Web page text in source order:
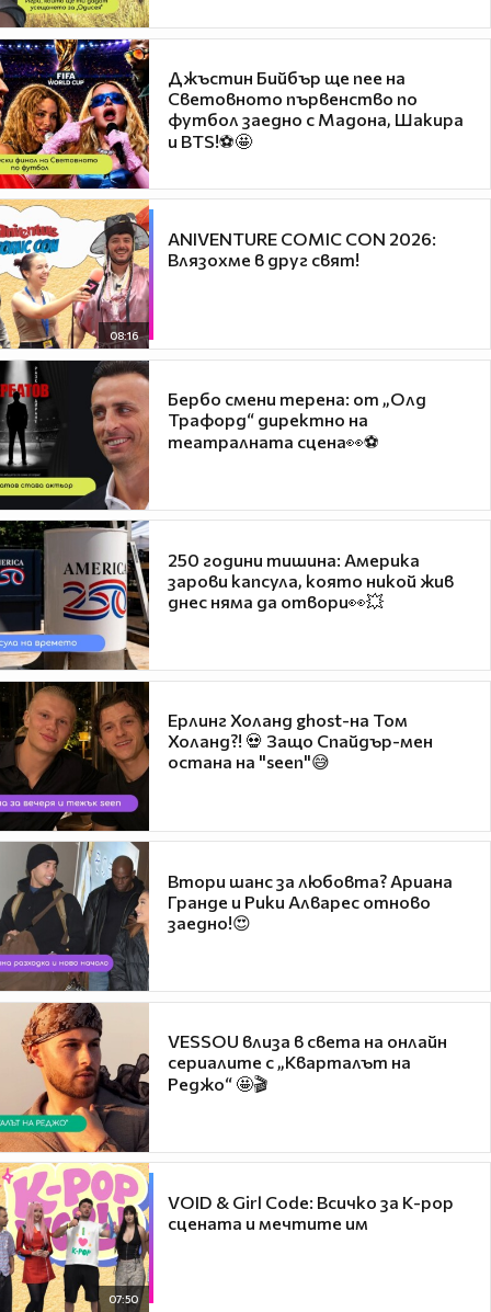
Джъстин Бийбър ще пее на
Световното първенство по
футбол заедно с Мадона, Шакира
и BTS!⚽🤩
08:16
ANIVENTURE COMIC CON 2026:
Влязохме в друг свят!
Бербо смени терена: от „Олд
Трафорд“ директно на
театралната сцена👀⚽
250 години тишина: Америка
зарови капсула, която никой жив
днес няма да отвори👀💥
Ерлинг Холанд ghost-на Том
Холанд?! 💀 Защо Спайдър-мен
остана на "seen"😅
Втори шанс за любовта? Ариана
Гранде и Рики Алварес отново
заедно!😍
VESSOU влиза в света на онлайн
сериалите с „Кварталът на
Реджо“ 🤩🎬
07:50
VOID & Girl Code: Всичко за K-pop
сцената и мечтите им